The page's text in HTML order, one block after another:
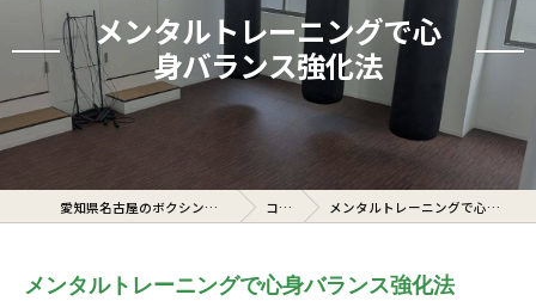
メンタルトレーニングで心
身バランス強化法
愛知県名古屋のボクシングジムならcerto コラム メンタルトレーニングで心身バランス強化法
メンタルトレーニングで心身バランス強化法